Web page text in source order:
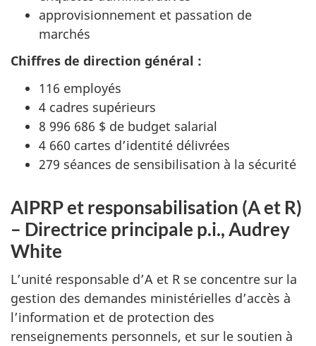
approvisionnement et passation de
marchés
Chiffres de direction général :
116 employés
4 cadres supérieurs
8 996 686 $ de budget salarial
4 660 cartes d’identité délivrées
279 séances de sensibilisation à la sécurité
AIPRP et responsabilisation (A et R)
– Directrice principale p.i., Audrey
White
L’unité responsable d’A et R se concentre sur la
gestion des demandes ministérielles d’accès à
l’information et de protection des
renseignements personnels, et sur le soutien à